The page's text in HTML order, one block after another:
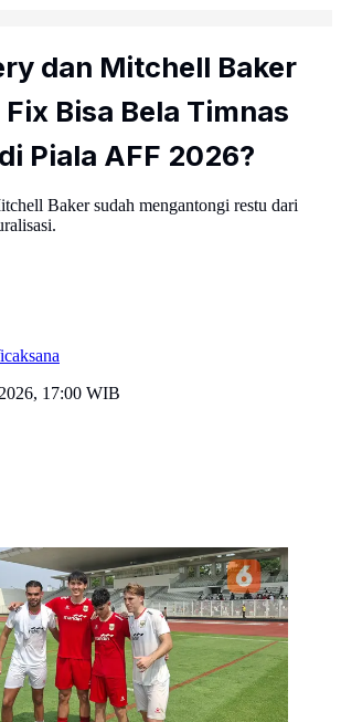
dan Mitchell Baker
Bisa Bela Timnas
Piala AFF 2026?
Baker sudah mengantongi restu dari
17:00 WIB